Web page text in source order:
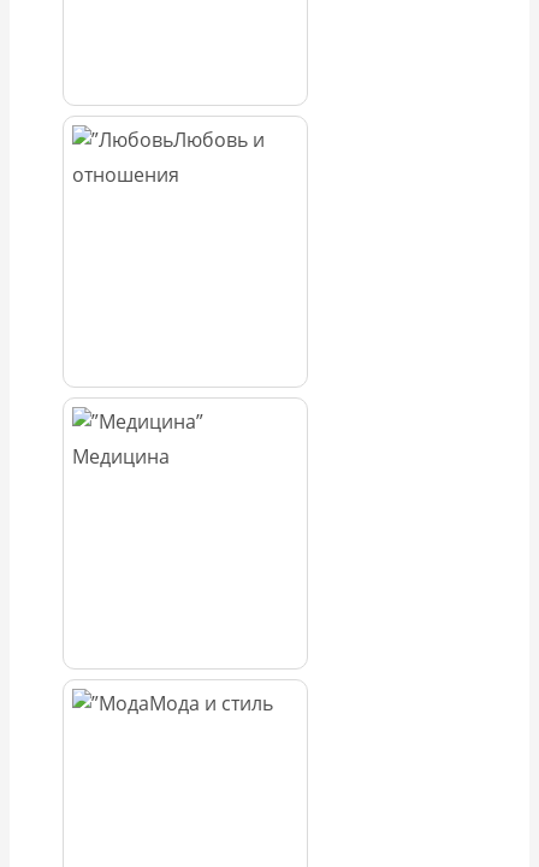
Любовь и
отношения
Медицина
Мода и стиль